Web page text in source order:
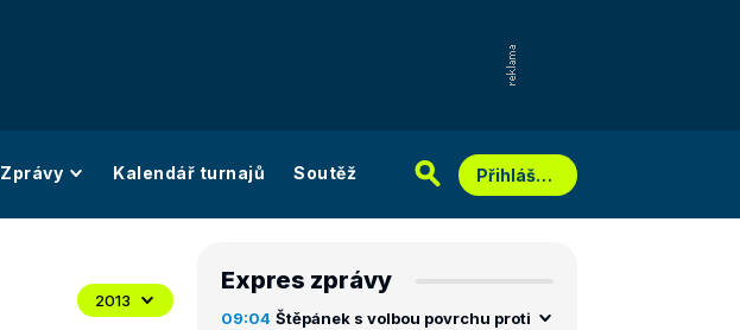
Zprávy Kalendář turnajů Soutěž Přihlášení
2013
Expres zprávy
09:04 Štěpánek s volbou povrchu proti